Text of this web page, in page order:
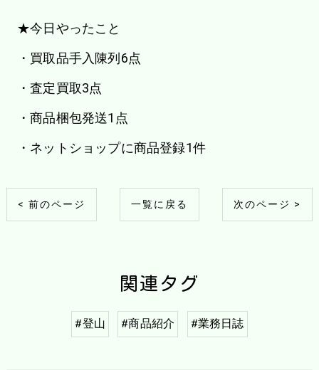
★今日やったこと
・買取品手入陳列6点
・査定買取3点
・商品梱包発送1点
・ネットショップに商品登録1件
< 前のページ 一覧に戻る 次のページ >
関連タグ
#登山 #商品紹介 #業務日誌